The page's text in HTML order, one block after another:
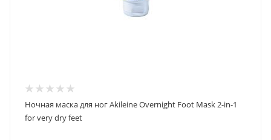
Ночная маска для ног Akileine Overnight Foot Mask 2-in-1
for very dry feet